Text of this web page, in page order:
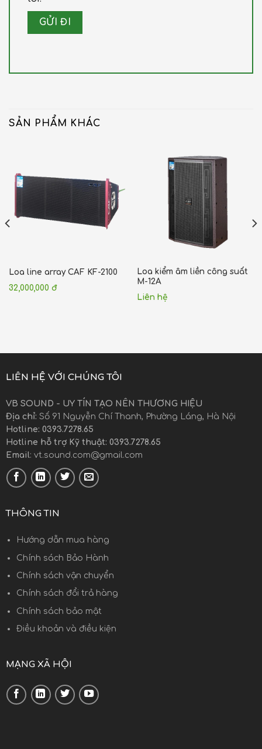
SẢN PHẨM KHÁC
Loa line array CAF KF-2100
32,000,000 đ
Loa kiểm âm liền công suất
M-12A
Liên hệ
LIÊN HỆ VỚI CHÚNG TÔI
VB SOUND - UY TÍN TẠO NÊN THƯƠNG HIỆU
Địa chỉ: Số 91 Nguyễn Chí Thanh, Phường Láng, Hà Nội
Hotline: 0393.7278.65
Hotline hỗ trợ Kỹ thuật: 0393.7278.65
Email: vt.sound.com@gmail.com
THÔNG TIN
Hướng dẫn mua hàng
Chính sách Bảo Hành
Chính sách vận chuyển
Chính sách đổi trả hàng
Chính sách bảo mật
Điều khoản và điều kiện
MẠNG XÃ HỘI